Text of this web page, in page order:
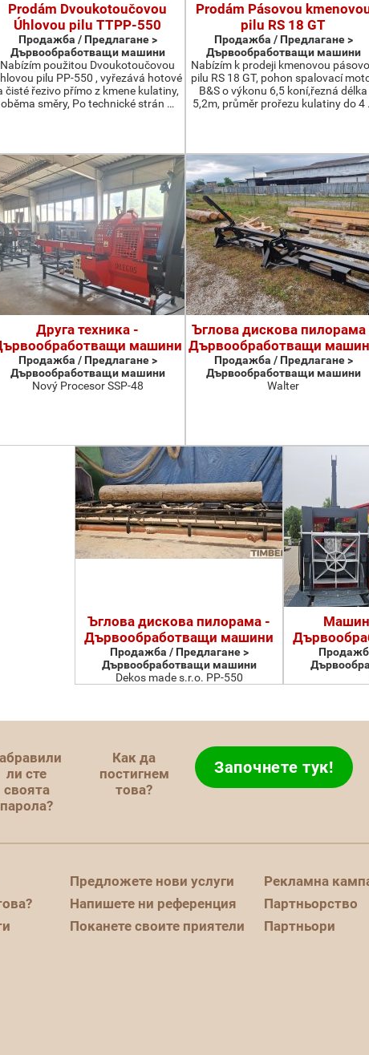
Prodám Dvoukotoučovou
Úhlovou pilu TTPP-550
Продажба / Предлагане >
Дървообработващи машини
Nabízím použitou Dvoukotoučovou
pilu PP-550 , vyřezává hotové
čisté řezivo přímo z kmene kulatiny,
oběma směry, Po technické strán …
Prodám Pásovou
pilu RS 18 GT
Продажба / Предлагане >
Дървообработващи машини
Nabízím k prodeji kmenovou
pilu RS 18 GT, pohon spalovací
B&S o výkonu 6,5 koní,řezná délka
5,2m, průměr prořezu kulatiny do 4
Друга техника -
машини
Продажба / Предлагане >
Дървообработващи машини
Nový Procesor SSP-48
Ъглова дискова пилорама
Дървообработващи
Продажба / Предлагане >
Дървообработващи машини
Walter
Ъглова дискова пилорама -
Дървообработващи машини
Продажба / Предлагане >
Дървообработващи машини
Dekos made s.r.o. PP-550
ли сте
своята
парола?
Как да
постигнем
това?
Започнете тук!
Предложете нови услуги
Напишете ни референция
Поканете своите приятели
Рекламна
Партньорство
Партньори